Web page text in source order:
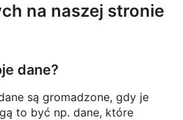
na naszej stronie
dane?
są gromadzone, gdy je
to być np. dane, które